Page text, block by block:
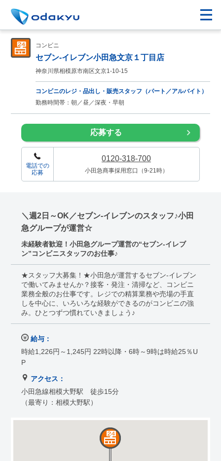
コンビニ
セブン-イレブン小田急文京１丁目店
神奈川県相模原市南区文京1-10-15
コンビニのレジ・品出し・販売スタッフ（パート／アルバイト）
勤務時間帯：朝／昼／深夜・早朝
応募する
電話での
応募
0120-318-700
小田急商事採用窓口（9-21時）
＼週2日～OK／セブン-イレブンのスタッフ♪小田
急グループが運営☆
未経験者歓迎！小田急グループ運営の“セブン-イレブ
ン”コンビニスタッフのお仕事♪
★スタッフ大募集！★小田急が運営するセブン-イレブン
で働いてみませんか？接客・発注・清掃など、コンビニ
業務全般のお仕事です。レジでの精算業務や売場の手直
しを中心に、いろいろな経験ができるのがコンビニの強
み。ひとつずつ慣れていきましょう♪
給与：
時給1,226円～1,245円 22時以降・6時～9時は時給25％U
P
アクセス：
小田急線相模大野駅 徒歩15分
（最寄り：相模大野駅）